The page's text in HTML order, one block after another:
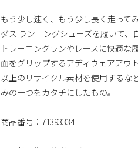
もう少し速く、もう少し長く走って
ダス ランニングシューズを履いて、
トレーニングランやレースに快適な
面をグリップするアディウェアアウ
以上のリサイクル素材を使用するな
みの一つをカタチにしたもの。
商品番号：71393334